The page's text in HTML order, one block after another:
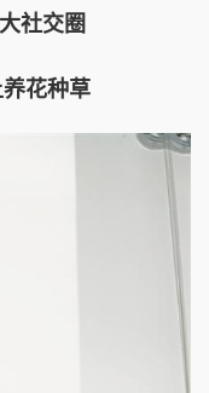
社交圈
花种草